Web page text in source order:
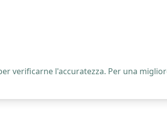
verificarne l'accuratezza. Per una